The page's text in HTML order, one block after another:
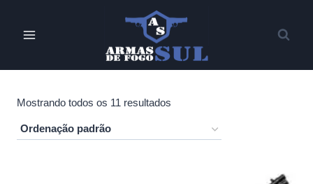
Mostrando todos os 11 resultados